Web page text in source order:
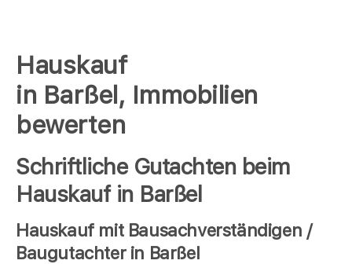
Hauskauf
in Barßel, Immobilien
bewerten
Schriftliche Gutachten beim
Hauskauf in Barßel
Hauskauf mit Bausachverständigen /
Baugutachter in Barßel